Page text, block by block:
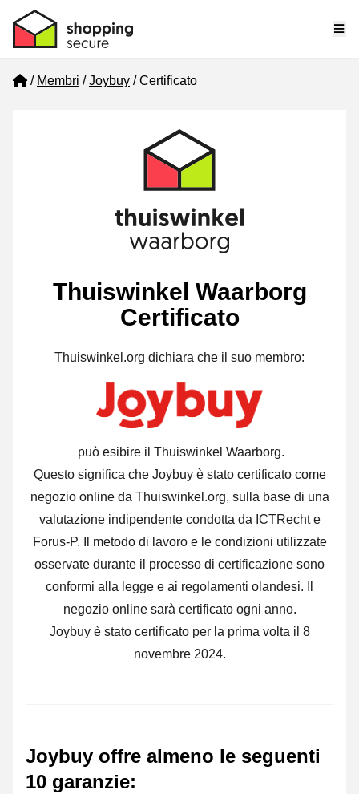
Home
Membri Joybuy Certificato
Thuiswinkel Waarborg
Certificato
Thuiswinkel.org dichiara che il suo membro:
può esibire il Thuiswinkel Waarborg.
Questo significa che Joybuy è stato certificato come
negozio online da Thuiswinkel.org, sulla base di una
valutazione indipendente condotta da ICTRecht e
Forus-P. Il metodo di lavoro e le condizioni utilizzate
osservate durante il processo di certificazione sono
conformi alla legge e ai regolamenti olandesi. Il
negozio online sarà certificato ogni anno.
Joybuy è stato certificato per la prima volta il 8
novembre 2024.
Joybuy offre almeno le seguenti
10 garanzie: